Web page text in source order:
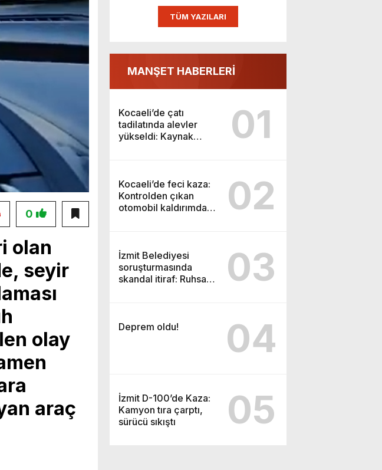
TÜM YAZILARI
MANŞET HABERLERİ
Kocaeli’de çatı
tadilatında alevler
yükseldi: Kaynak
01
Kocaeli’de feci kaza:
Kontrolden çıkan
otomobil kaldırımdaki
02
İzmit Belediyesi
soruşturmasında
skandal itiraf: Ruhsat
03
Deprem oldu! 04
İzmit D-100’de Kaza:
Kamyon tıra çarptı,
sürücü sıkıştı
05
0
olan
seyir
olay
araç